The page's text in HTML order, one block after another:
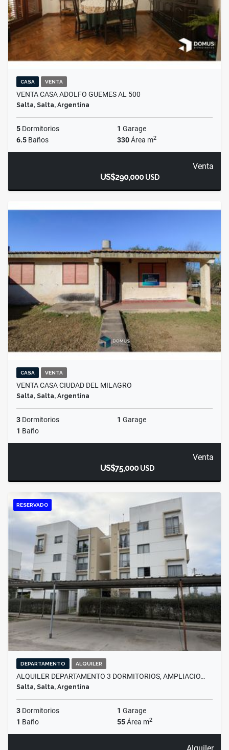
CASA VENTA
VENTA CASA ADOLFO GUEMES AL 500
Salta, Salta, Argentina
5 Dormitorios 1 Garage
6.5 Baños 330Área m2
Venta
US$290,000USD
CASA VENTA
VENTA CASA CIUDAD DEL MILAGRO
Salta, Salta, Argentina
3 Dormitorios 1 Garage
1 Baño
Venta
US$75,000USD
RESERVADO
DEPARTAMENTO ALQUILER
ALQUILER DEPARTAMENTO 3 DORMITORIOS, AMPLIACIO…
Salta, Salta, Argentina
3 Dormitorios 1 Garage
1 Baño 55Área m2